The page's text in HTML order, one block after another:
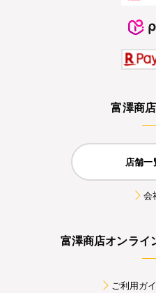
富澤商
店舗一
会
富澤商店オンライ
ご利用ガ